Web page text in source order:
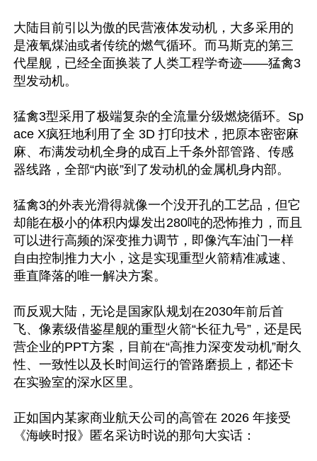
大陆目前引以为傲的民营液体发动机，大多采用的
是液氧煤油或者传统的燃气循环。而马斯克的第三
代星舰，已经全面换装了人类工程学奇迹——猛禽3
型发动机。
猛禽3型采用了极端复杂的全流量分级燃烧循环。Sp
ace X疯狂地利用了全 3D 打印技术，把原本密密麻
麻、布满发动机全身的成百上千条外部管路、传感
器线路，全部“内嵌”到了发动机的金属机身内部。
猛禽3的外表光滑得就像一个没开孔的工艺品，但它
却能在极小的体积内爆发出280吨的恐怖推力，而且
可以进行高频的深变推力调节，即像汽车油门一样
自由控制推力大小，这是实现重型火箭精准减速、
垂直降落的唯一解决方案。
而反观大陆，无论是国家队规划在2030年前后首
飞、像素级借鉴星舰的重型火箭“长征九号”，还是民
营企业的PPT方案，目前在“高推力深变发动机”耐久
性、一致性以及长时间运行的管路磨损上，都还卡
在实验室的深水区里。
正如国内某家商业航天公司的高管在 2026 年接受
《海峡时报》匿名采访时说的那句大实话：